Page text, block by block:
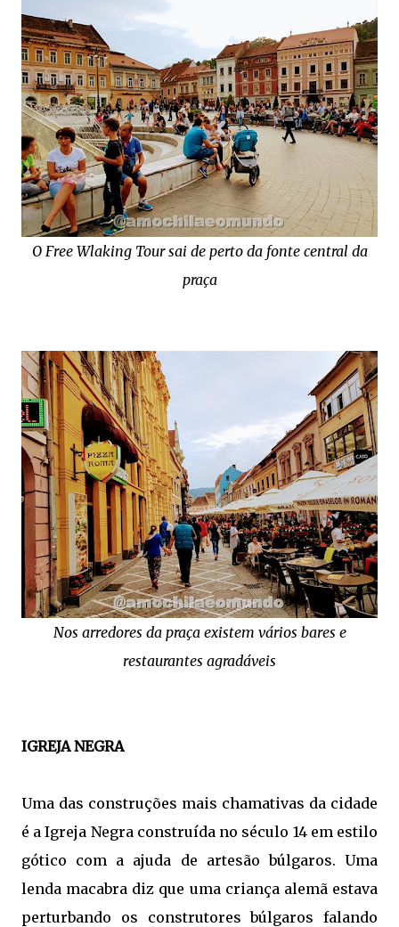
O Free Wlaking Tour sai de perto da fonte central da
praça
Nos arredores da praça existem vários bares e
restaurantes agradáveis
IGREJA NEGRA
Uma das construções mais chamativas da cidade
é a Igreja Negra construída no século 14 em estilo
gótico com a ajuda de artesão búlgaros. Uma
lenda macabra diz que uma criança alemã estava
perturbando os construtores búlgaros falando